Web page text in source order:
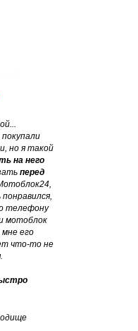
но я такой
на него
перед
телефону
мотоблок
мне его
что-то не